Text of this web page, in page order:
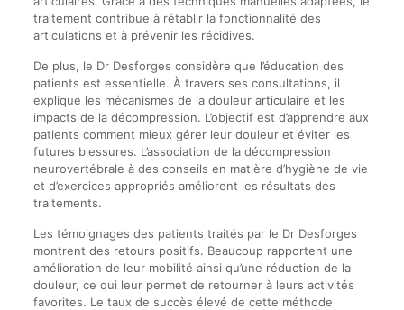
traitement contribue à rétablir la fonctionnalité des
articulations et à prévenir les récidives.
De plus, le Dr Desforges considère que l’éducation des
patients est essentielle. À travers ses consultations, il
explique les mécanismes de la douleur articulaire et les
impacts de la décompression. L’objectif est d’apprendre aux
patients comment mieux gérer leur douleur et éviter les
futures blessures. L’association de la décompression
neurovertébrale à des conseils en matière d’hygiène de vie
et d’exercices appropriés améliorent les résultats des
traitements.
Les témoignages des patients traités par le Dr Desforges
montrent des retours positifs. Beaucoup rapportent une
amélioration de leur mobilité ainsi qu’une réduction de la
douleur, ce qui leur permet de retourner à leurs activités
favorites. Le taux de succès élevé de cette méthode